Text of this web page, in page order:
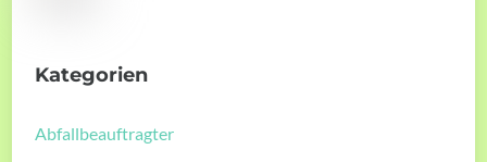
Kategorien
Abfallbeauftragter